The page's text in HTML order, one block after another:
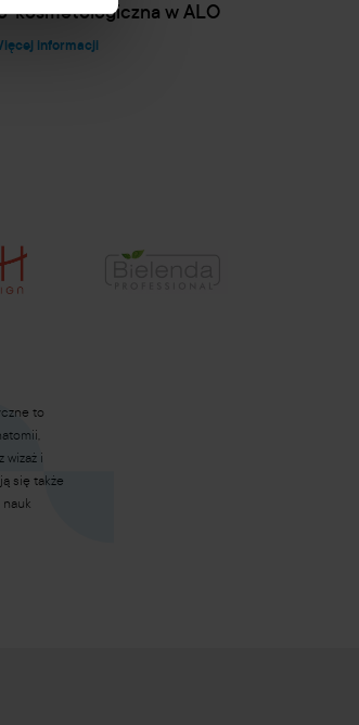
kosmetologiczna w ALO
informacji
to
wizaż i
się także